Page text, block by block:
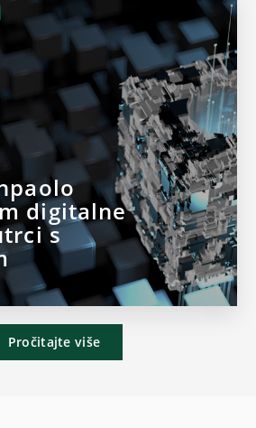
digitalne
s
Pročitajte više